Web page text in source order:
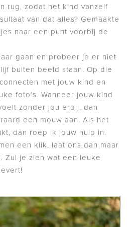
rug, zodat het kind vanzelf
van dat alles? Gemaakte
naar een punt voorbij de
gaan en probeer je er niet
buiten beeld staan. Op die
met jouw kind en
foto’s. Wanneer jouw kind
zonder jou erbij, dan
een mouw aan. Als het
dan roep ik jouw hulp in.
een klik, laat ons dan maar
Zul je zien wat een leuke